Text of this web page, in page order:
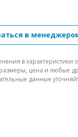
в
в характеристики
цена и любые
данные